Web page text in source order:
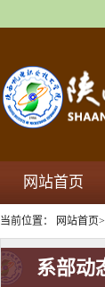
网站首页
当前位置： 网站首页
系部动